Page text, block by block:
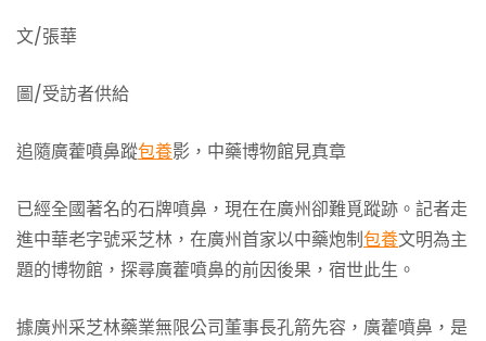
文/張華
圖/受訪者供給
追隨廣藿噴鼻蹤包養影，中藥博物館見真章
已經全國著名的石牌噴鼻，現在在廣州卻難覓蹤跡。記者走
進中華老字號采芝林，在廣州首家以中藥炮制包養文明為主
題的博物館，探尋廣藿噴鼻的前因後果，宿世此生。
據廣州采芝林藥業無限公司董事長孔箭先容，廣藿噴鼻，是